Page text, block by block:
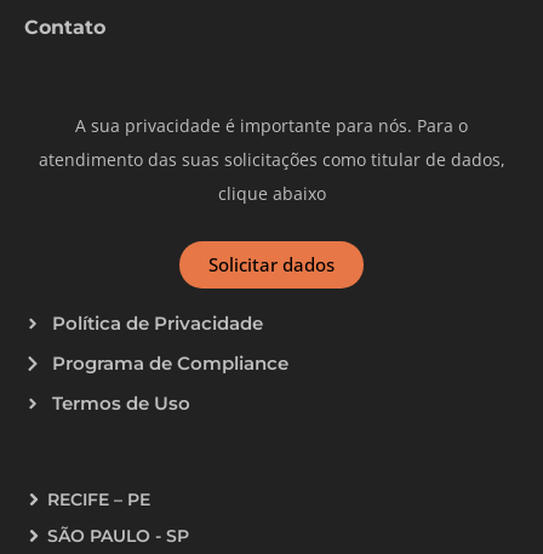
Contato
A sua privacidade é importante para nós. Para o
atendimento das suas solicitações como titular de dados,
clique abaixo
Solicitar dados
Política de Privacidade
Programa de Compliance
Termos de Uso
RECIFE – PE
SÃO PAULO - SP